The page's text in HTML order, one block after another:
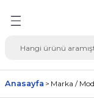
Seçimi Oto
Anasayfa Marka /